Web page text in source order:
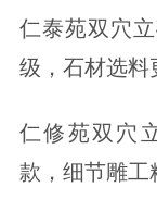
仁泰苑双穴
级，石材选料
仁修苑双穴
款，细节雕工